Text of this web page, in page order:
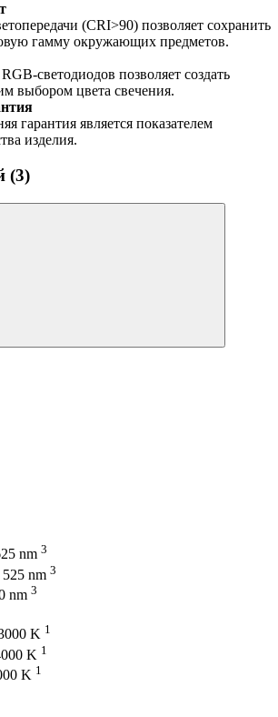
(CRI>90) позволяет сохранить
гамму окружающих предметов.
светодиодов позволяет создать
выбором цвета свечения.
гарантия является показателем
изделия.
(3)
nm 3
nm 3
nm 3
K 1
K 1
K 1